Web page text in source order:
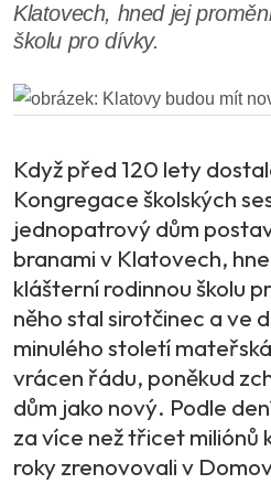
Klatovech, hned jej
školu pro dívky.
Když před 120 lety
Kongregace školských
jednopatrový dům
branami v Klatovech,
klášterní rodinnou školu
něho stal sirotčinec a ve
minulého století
vrácen řádu, poněkud
dům jako nový. Podle
za více než třicet miliónů
roky zrenovovali v